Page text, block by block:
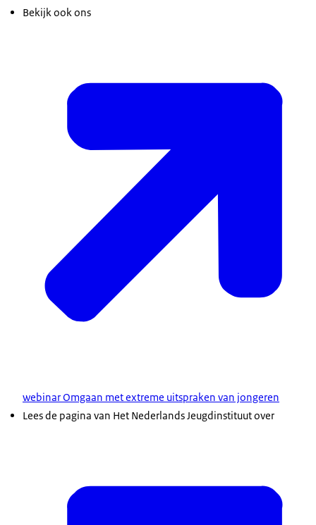
Bekijk ook ons
webinar Omgaan met extreme uitspraken van jongeren
Lees de pagina van Het Nederlands Jeugdinstituut over